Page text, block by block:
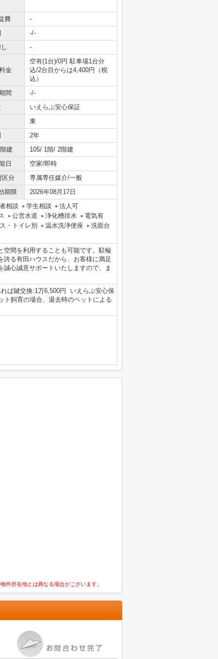
費
-
-/-
-
金
空有(1台)/0円 駐車場1台分
込/2台目からは4,400円（税
込）
間
-/-
いえらぶ安心保証
東
2年
建
105/ 1階/ 2階建
日
空家/即時
区分
専属専任媒介/一般
期限
2026年08月17日
相談
学生相談
法人可
公営水道 浄化槽排水
電気有
・トイレ別
温水洗浄便座 洗面台
空間を利用することも可能です。駐輪
る有田ハウスだから、お客様に満足
心誠意サポートいたしますので、ま
ば鍵交換:1万6,500円 いえらぶ安心保
飼育の場合、退去時のペットによる
件所在地とは異なる場合がございます。